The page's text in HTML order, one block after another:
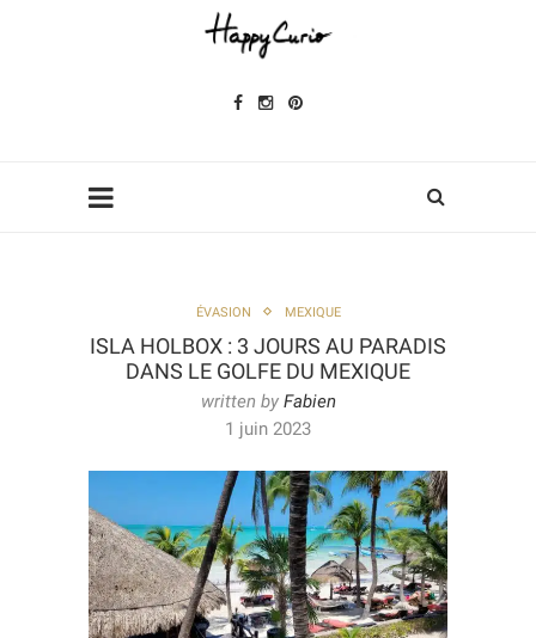
ÉVASION MEXIQUE
ISLA HOLBOX : 3 JOURS AU PARADIS
DANS LE GOLFE DU MEXIQUE
written by Fabien
1 juin 2023